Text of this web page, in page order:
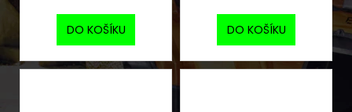
DO KOŠÍKU DO KOŠÍKU